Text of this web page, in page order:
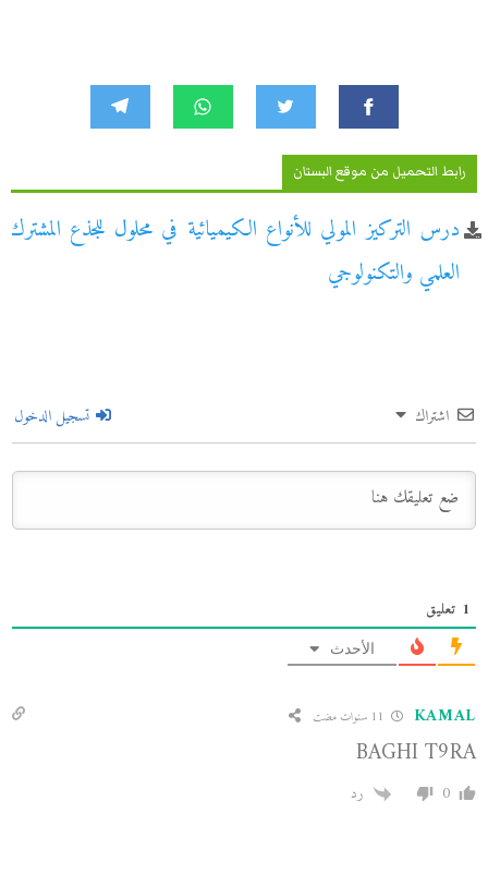
رابط التحميل من موقع البستان
درس التركيز المولي للأنواع الكيميائية في محلول للجذع المشترك
العلمي والتكنولوجي
اشتراك تسجيل الدخول
1 تعليق
الأحدث
KAMAL
BAGHI T9RA
0 رد